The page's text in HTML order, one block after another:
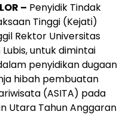
– Penyidik Tindak
Tinggi (Kejati)
Rektor Universitas
untuk dimintai
penyidikan dugaan
hibah pembuatan
(ASITA) pada
Utara Tahun Anggaran